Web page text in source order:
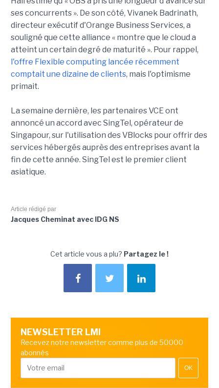
ses concurrents ». De son côté, Vivanek Badrinath,
directeur exécutif d'Orange Business Services, a
souligné que cette alliance « montre que le cloud a
atteint un certain degré de maturité ». Pour rappel,
l'offre Flexible computing lancée récemment
comptait une dizaine de clients, mais l'optimisme
primait.
La semaine dernière, les partenaires VCE ont
annoncé un accord avec SingTel, opérateur de
Singapour, sur l'utilisation des VBlocks pour offrir des
services hébergés auprès des entreprises avant la
fin de cette année. SingTel est le premier client
asiatique.
Article rédigé par
Jacques Cheminat avec IDG NS
Cet article vous a plu? Partagez le !
NEWSLETTER LMI
Recevez notre newsletter comme plus de 50000
abonnés
OK